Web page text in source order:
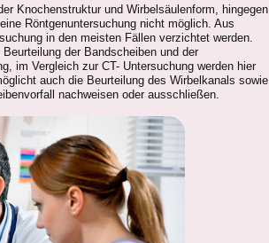
Knochenstruktur und Wirbelsäulenform, hingegen
Röntgenuntersuchung nicht möglich. Aus
in den meisten Fällen verzichtet werden.
der Bandscheiben und der
im Vergleich zur CT- Untersuchung werden hier
auch die Beurteilung des Wirbelkanals sowie
nachweisen oder ausschließen.